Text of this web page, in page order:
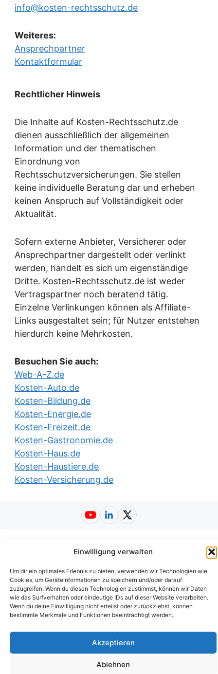
Einwilligung verwalten
Um dir ein optimales Erlebnis zu bieten, verwenden wir Technologien wie
Cookies, um Geräteinformationen zu speichern und/oder darauf
zuzugreifen. Wenn du diesen Technologien zustimmst, können wir Daten
wie das Surfverhalten oder eindeutige IDs auf dieser Website verarbeiten.
Wenn du deine Einwilligung nicht erteilst oder zurückziehst, können
bestimmte Merkmale und Funktionen beeinträchtigt werden.
Akzeptieren
Ablehnen
info@kosten-rechtsschutz.de
Weiteres:
Ansprechpartner
Kontaktformular
Rechtlicher Hinweis
Die Inhalte auf Kosten-Rechtsschutz.de
dienen ausschließlich der allgemeinen
Information und der thematischen
Einordnung von
Rechtsschutzversicherungen. Sie stellen
keine individuelle Beratung dar und erheben
keinen Anspruch auf Vollständigkeit oder
Aktualität.
Sofern externe Anbieter, Versicherer oder
Ansprechpartner dargestellt oder verlinkt
werden, handelt es sich um eigenständige
Dritte. Kosten-Rechtsschutz.de ist weder
Vertragspartner noch beratend tätig.
Einzelne Verlinkungen können als Affiliate-
Links ausgestaltet sein; für Nutzer entstehen
hierdurch keine Mehrkosten.
Besuchen Sie auch:
Web-A-Z.de
Kosten-Auto.de
Kosten-Bildung.de
Kosten-Energie.de
Kosten-Freizeit.de
Kosten-Gastronomie.de
Kosten-Haus.de
Kosten-Haustiere.de
Kosten-Versicherung.de
YouTube
LinkedInX (Twitter)
Nutzungsbedingungen|AGB|Barrierefreiheit